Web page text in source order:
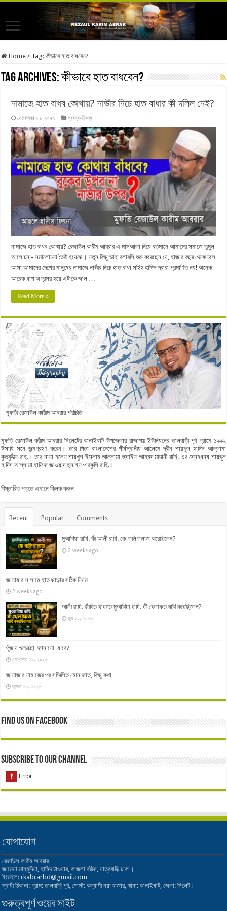
Home / Tag:কীভাবে হাত বাধবেন?
Tag Archives:কীভাবে হাত বাধবেন?
নামাজে হাত বাধব কোথায়? নাভীর নিচে হাত বাধার কী দলিল নেই?
সেপ্টেম্বর ২৭, ২০২২ প্রবন্ধ-নিবন্ধ
নামাজে হাত বাধব কোথায়? রেজাউল কারীম আবরার এ মাসআলা নিয়ে বর্তমানে আমাদের সমাজে তুমুল
আলোচনা- সমালোচনা তৈরী হয়েছে। নতুন কিছু ভাই বলাবলি শুরু করেছেন যে, হাজার বছর থেকে চলে
আসা আমাদের দেশের মানুষের নামাজে নাভীর নিচে হাত বাধা সহিহ হাদিস দ্বারা প্রমাণিত নয়! অনেক
আরেক ধাপ অগ্রসর হয়ে এটাকে জাল …
Read More »
মুফতী রেজাউল কারীম আবরার পরিচিতি
মুফতি রেজাউল করীম আবরার সিলেটের কানাইঘাট উপজেলার রাজাগঞ্জ ইউনিয়নের তালবাড়ী পূর্ব গ্রামে ১৯৯২
ঈসায়ি সনে জন্মগ্রহণ করেন। তার পিতা বাংলাদেশের শীর্ষস্থানীয় আলেমে দ্বীন শায়খুল হাদিস আল্লামা
কুতবুদ্দীন রাহ.। তার নানা হলেন শায়খুল ইসলাম আল্লামা হুসাইন আহমদ মাদানী রাহি. এর স্নেহধন্য শায়খুল
হাদিস আল্লামা হাফিজ জাওয়াদ হুসাইন পারকুলি রাহি.।
বিস্তারিত পড়তে এখানে ক্লিক করুন
Recent Popular Comments
মুআবিয়া রাযি. কী আলী রাযি. কে গালিগালাজ করেছিলেন?
2 weeks ago
জানাযার সালামে হাত ছাড়ার সঠিক নিয়ম
2 weeks ago
আলী রাযি. জীবিত থাকতে মুআবিয়া রাযি. কী খেলাফত দাবি করেছিলেন?
জুন ২২, ২০২৬
পূঁজায় শুভেচ্ছা জানানো যাবে?
সেপ্টেম্বর ২৯, ২০২৫
জানাজার নামাজের পর সম্মিলিত মোনাজাত, কিছু কথা
জুলাই ২০, ২০২৫
Find us on Facebook
Subscribe to our Channel
যোগাযোগ
রেজাউল কারীম আবরার
জামেয়া মাহমুদিয়া, হামিদ টাওয়ার, কাজলা ব্রীজ, যাত্রবাড়ি ঢাকা।
ইমেইল: rkabrarbd@gmail.com
স্থায়ী ঠিকানা: গ্রাম: তালবাড়ি পূর্ব, পোস্ট: কল্যাণী নয়া বাজার, থানা: কানাইঘাট, জেলা: সিলেট।
গুরুত্বপূর্ণ ওয়েব সাইট